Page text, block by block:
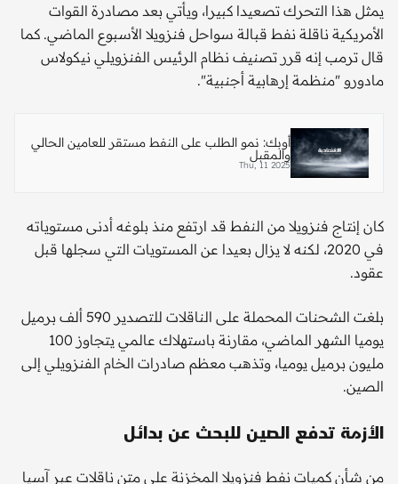
يمثل هذا التحرك تصعيدا كبيرا، ويأتي بعد مصادرة القوات
الأمريكية ناقلة نفط قبالة سواحل فنزويلا الأسبوع الماضي. كما
قال ترمب إنه قرر تصنيف نظام الرئيس الفنزويلي نيكولاس
مادورو "منظمة إرهابية أجنبية".
أوبك: نمو الطلب على النفط مستقر للعامين الحالي
والمقبل
Thu, 11 2025
كان إنتاج فنزويلا من النفط قد ارتفع منذ بلوغه أدنى مستوياته
في 2020، لكنه لا يزال بعيدا عن المستويات التي سجلها قبل
عقود.
بلغت الشحنات المحملة على الناقلات للتصدير 590 ألف برميل
يوميا الشهر الماضي، مقارنة باستهلاك عالمي يتجاوز 100
مليون برميل يوميا، وتذهب معظم صادرات الخام الفنزويلي إلى
الصين.
الأزمة تدفع الصين للبحث عن بدائل
من شأن كميات نفط فنزويلا المخزنة على متن ناقلات عبر آسيا